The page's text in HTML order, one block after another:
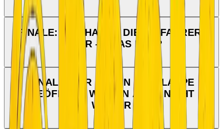
FINALE: WIR HABEN DIE SKIFAHRER-
FIGUR — WAS NUN?
FINALE: WIR HABEN DIE KLAPPE
GEÖFFNET, WISSEN ABER NICHT
WEITER